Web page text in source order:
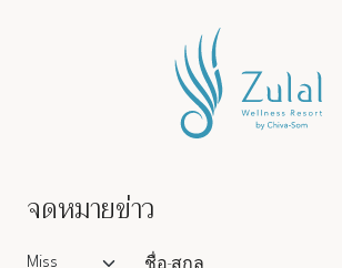
จดหมายข่าว
Salutation